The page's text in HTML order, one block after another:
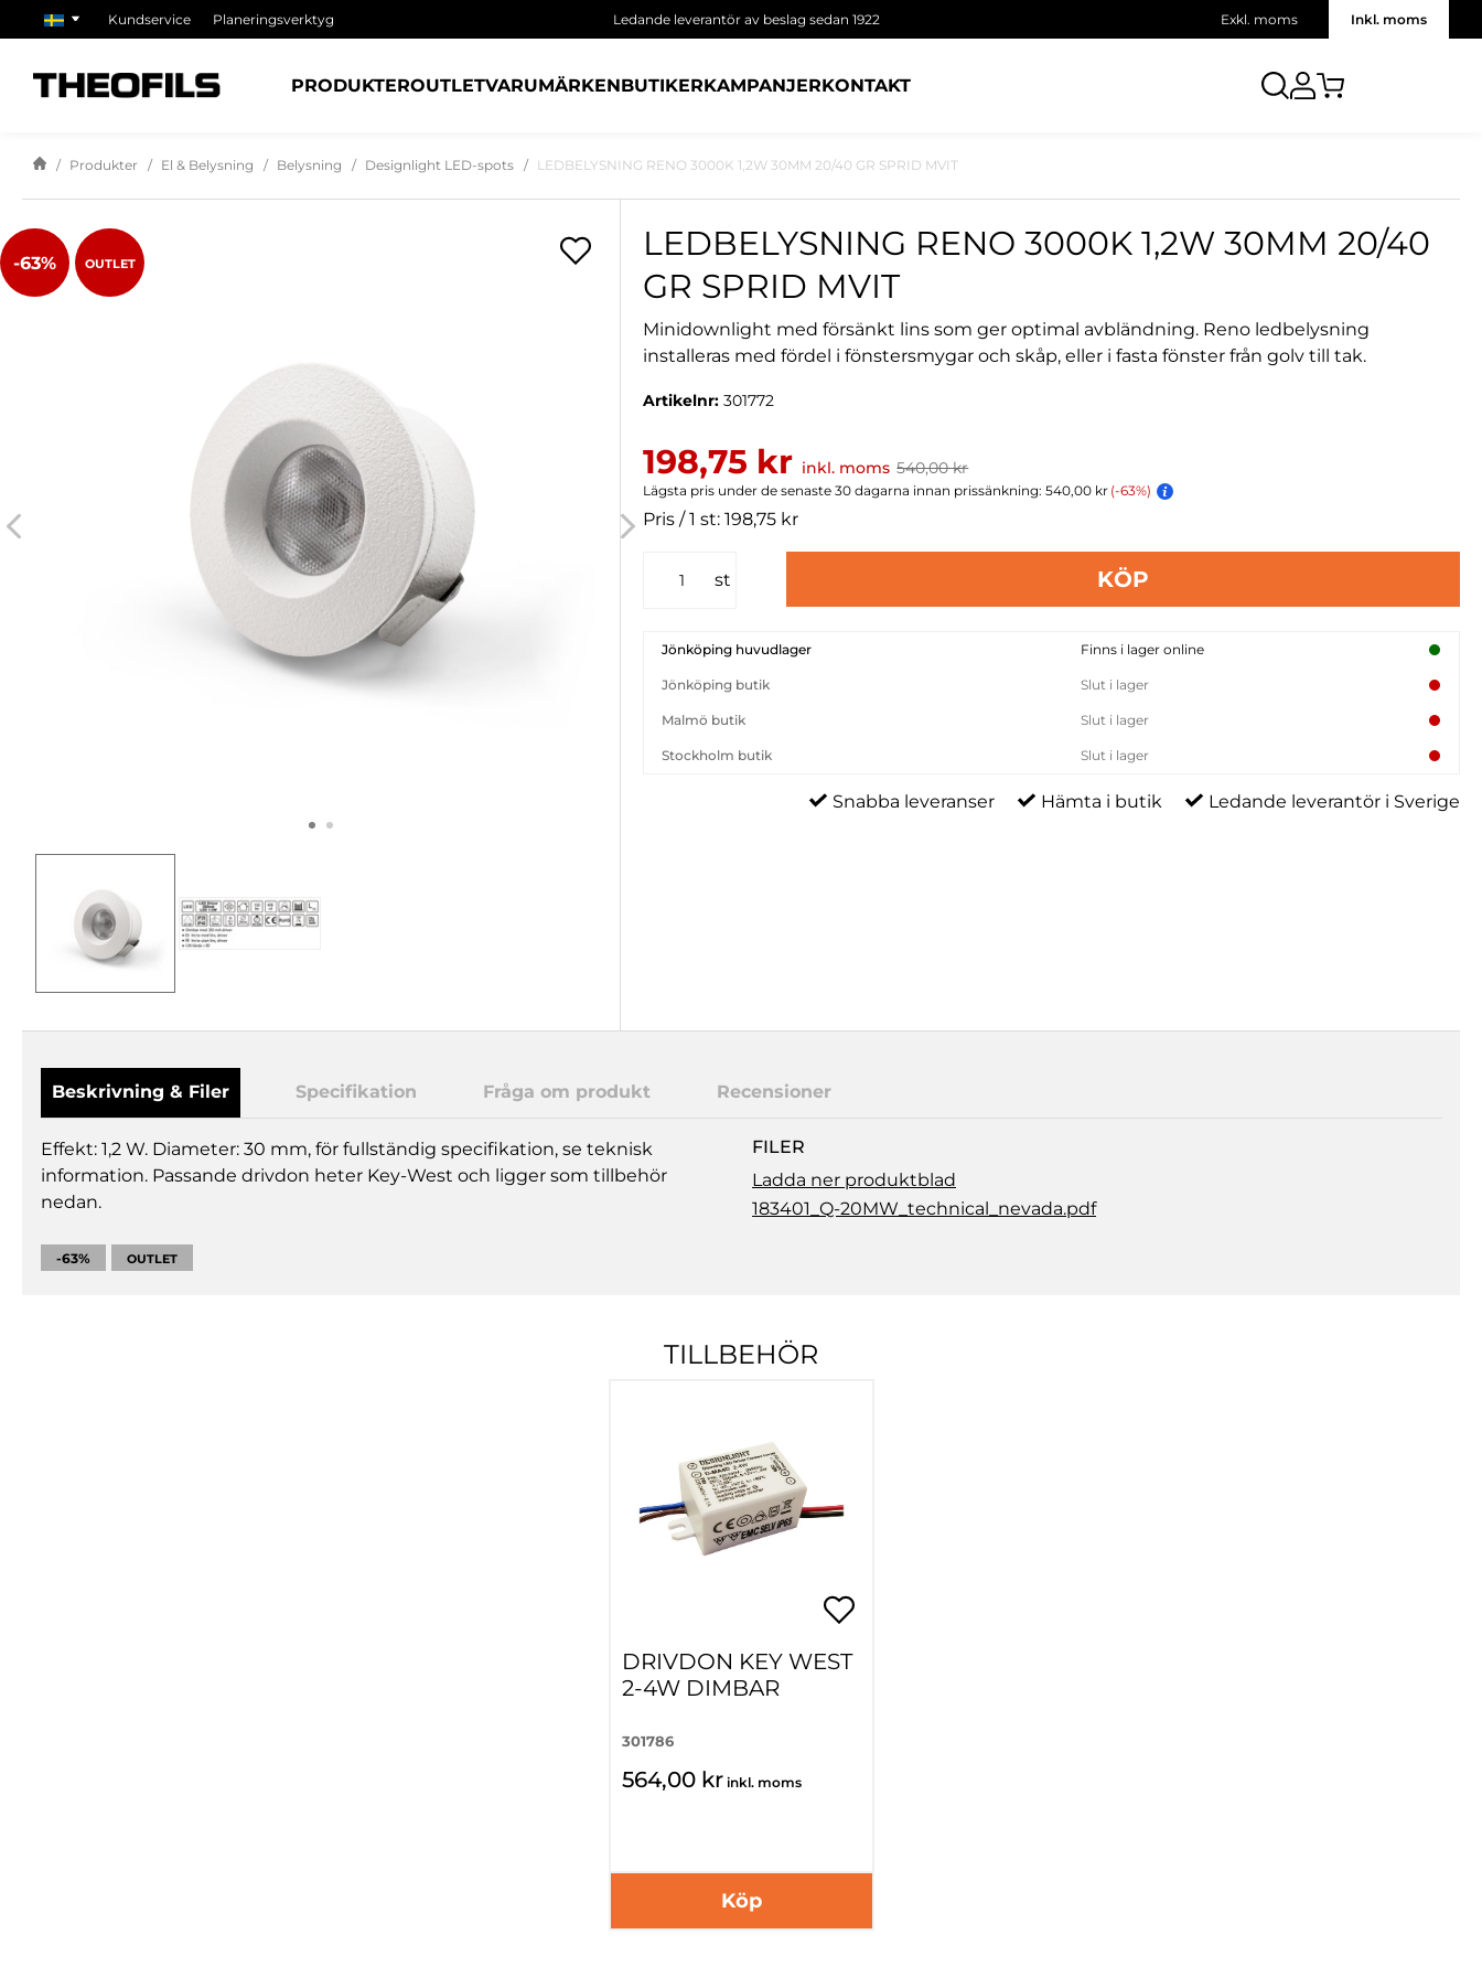
Kundservice Planeringsverktyg Ledande leverantör av beslag sedan 1922 Exkl. moms Inkl. moms
PRODUKTEROUTLETVARUMÄRKENBUTIKERKAMPANJERKONTAKT
Produkter El & Belysning Belysning Designlight LED-spots LEDBELYSNING RENO 3000K 1,2W 30MM 20/40 GR SPRID MVIT
-63% OUTLET
LEDBELYSNING RENO 3000K 1,2W 30MM 20/40
GR SPRID MVIT
Minidownlight med försänkt lins som ger optimal avbländning. Reno ledbelysning
installeras med fördel i fönstersmygar och skåp, eller i fasta fönster från golv till tak.
Artikelnr:301772
198,75 kr inkl. moms 540,00 kr
Lägsta pris under de senaste 30 dagarna innan prissänkning: 540,00 kr (-63%)
Pris / 1 st: 198,75 kr
st KÖP
Jönköping huvudlager Finns i lager online
Jönköping butik Slut i lager
Malmö butik Slut i lager
Stockholm butik Slut i lager
Snabba leveranser Hämta i butik Ledande leverantör i Sverige
Beskrivning & Filer Specifikation Fråga om produkt Recensioner
Effekt: 1,2 W. Diameter: 30 mm, för fullständig specifikation, se teknisk
information. Passande drivdon heter Key-West och ligger som tillbehör
nedan.
-63% OUTLET
FILER
Ladda ner produktblad
183401_Q-20MW_technical_nevada.pdf
TILLBEHÖR
DRIVDON KEY WEST
2-4W DIMBAR
301786
564,00 kr inkl. moms
Köp